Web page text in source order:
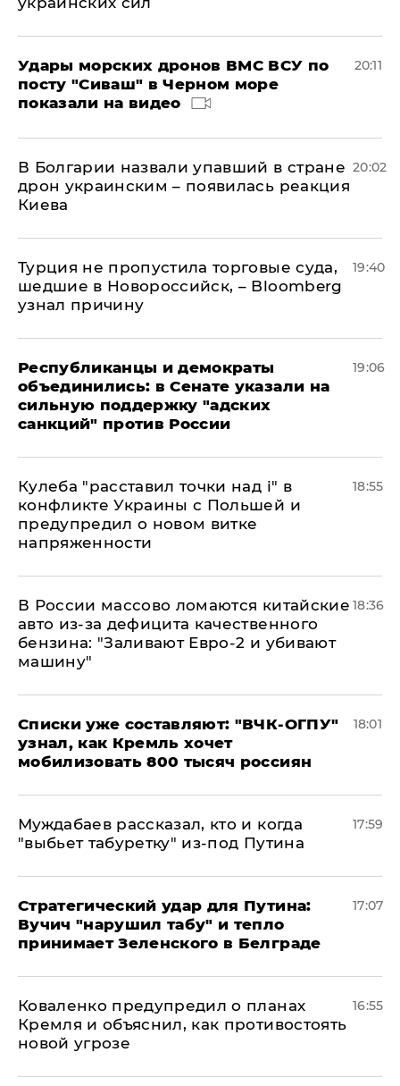
Удары морских дронов ВМС ВСУ по
посту "Сиваш" в Черном море
показали на видео
20:11
В Болгарии назвали упавший в стране
дрон украинским – появилась реакция
Киева
20:02
Турция не пропустила торговые суда,
шедшие в Новороссийск, – Bloomberg
узнал причину
19:40
Республиканцы и демократы
объединились: в Сенате указали на
сильную поддержку "адских
санкций" против России
19:06
Кулеба "расставил точки над і" в
конфликте Украины с Польшей и
предупредил о новом витке
напряженности
18:55
В России массово ломаются китайские
авто из-за дефицита качественного
бензина: "Заливают Евро-2 и убивают
машину"
18:36
Списки уже составляют: "ВЧК-ОГПУ"
узнал, как Кремль хочет
мобилизовать 800 тысяч россиян
18:01
Муждабаев рассказал, кто и когда
"выбьет табуретку" из-под Путина
17:59
Стратегический удар для Путина:
Вучич "нарушил табу" и тепло
принимает Зеленского в Белграде
17:07
Коваленко предупредил о планах
Кремля и объяснил, как противостоять
новой угрозе
16:55